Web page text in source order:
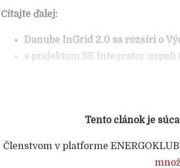
Čítajte ďalej:
Danube InGrid 2.0 sa rozšíri o
s projektom SE Integrator uspeli
Tento článok je
Členstvom v platforme